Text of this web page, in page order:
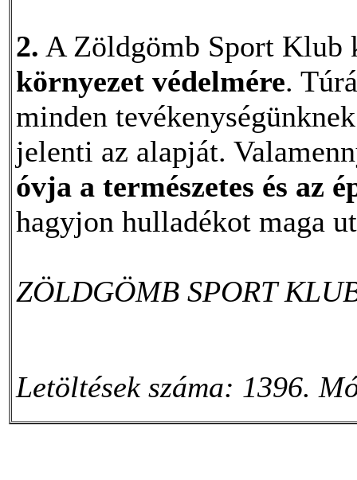
2. A Zöldgömb Sport
környezet védelmére.
minden
jelenti az alapját.
óvja a természetes és az
hagyjon hulladékot maga
ZÖLDGÖMB SPORT
Letöltések száma: 1396.